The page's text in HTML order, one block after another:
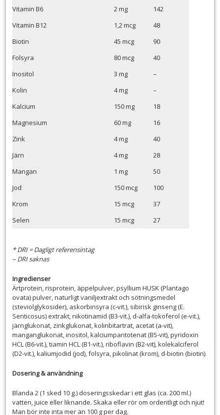
Vitamin B6
2 mg
142
Vitamin B12
1,2 mcg
48
Biotin
45 mcg
90
Folsyra
80 mcg
40
Inositol
3 mg
–
Kolin
4 mg
–
Kalcium
150 mg
18
Magnesium
60 mg
16
Zink
4 mg
40
Järn
4 mg
28
Mangan
1 mg
50
Jod
150 mcg
100
Krom
15 mcg
37
Selen
15 mcg 27
* DRI = Dagligt referensintag
– DRI saknas
Ingredienser
Ärtprotein, risprotein, äppelpulver, psyllium HUSK (Plantago
ovata) pulver, naturligt vaniljextrakt och sötningsmedel
(steviolglykosider), askorbinsyra (c-vit.), sibirisk ginseng (E.
Senticosus) extrakt, nikotinamid (B3-vit.), d-alfa-tokoferol (e-vit.),
järnglukonat, zinkglukonat, kolinbitartrat, acetat (a-vit),
manganglukonat, inositol, kalciumpantotenat (B5-vit), pyridoxin
HCL (B6-vit.), tiamin HCL (B1-vit.), riboflavin (B2-vit), kolekalciferol
(D2-vit.), kaliumjodid (jod), folsyra, pikolinat (krom), d-biotin (biotin).
Dosering & användning
Blanda 2 (1 sked 10 g.) doseringsskedar i ett glas (ca. 200 ml.)
vatten, juice eller liknande. Skaka eller rör om ordentligt och njut!
Man bör inte inta mer än 100 g per dag.